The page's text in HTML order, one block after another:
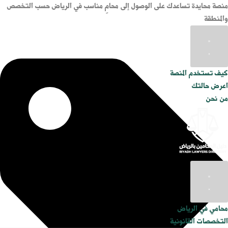
منصة محايدة تساعدك على الوصول إلى محامٍ مناسب في الرياض حسب التخصص
والمنطقة
كيف تستخدم المنصة
اعرض حالتك
من نحن
محامي في الرياض
التخصصات القانونية